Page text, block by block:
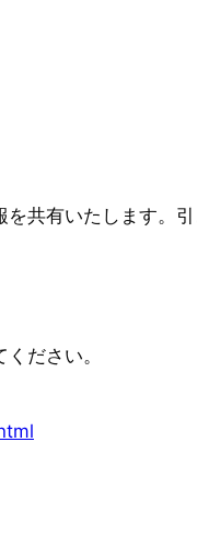
共有いたします。引
ださい。